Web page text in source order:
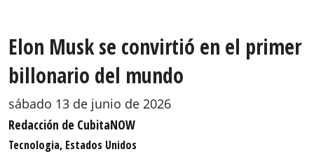
Elon Musk se convirtió en el primer
billonario del mundo
sábado 13 de junio de 2026
Redacción de CubitaNOW
Tecnologia, Estados Unidos